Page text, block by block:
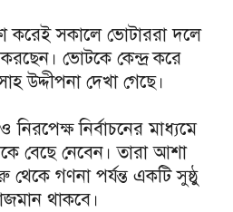
করেই সকালে ভোটাররা দলে
ভোটকে কেন্দ্র করে
উদ্দীপনা দেখা গেছে।
নির্বাচনের মাধ্যমে
বেছে নেবেন। তারা আশা
গণনা পর্যন্ত একটি সুষ্ঠু
থাকবে।